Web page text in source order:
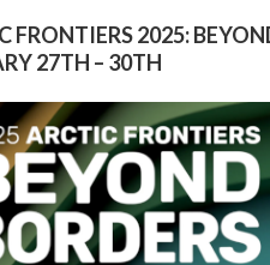
FRONTIERS 2025:
27TH – 30TH